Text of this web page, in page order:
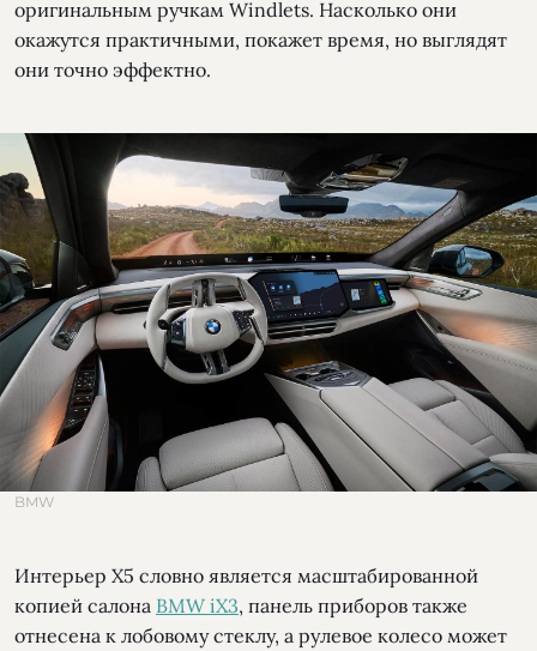
оригинальным ручкам Windlets. Насколько они
окажутся практичными, покажет время, но выглядят
они точно эффектно.
BMW
Интерьер Х5 словно является масштабированной
копией салона BMW iX3, панель приборов также
отнесена к лобовому стеклу, а рулевое колесо может